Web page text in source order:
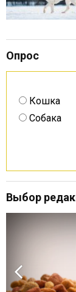
Опрос
Кошка
Собака
Выбор